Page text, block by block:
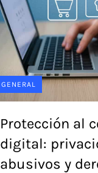
GENERAL
Protección al
digital:
abusivos y